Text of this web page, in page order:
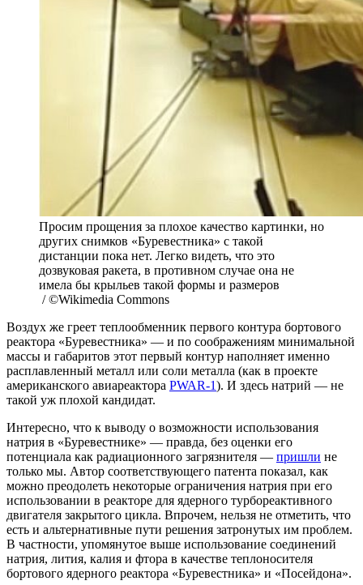
Просим прощения за плохое качество картинки, но
других снимков «Буревестника» с такой
дистанции пока нет. Легко видеть, что это
дозвуковая ракета, в противном случае она не
имела бы крыльев такой формы и размеров
/ ©Wikimedia Commons
Воздух же греет теплообменник первого контура бортового
реактора «Буревестника» — и по соображениям минимальной
массы и габаритов этот первый контур наполняет именно
расплавленный металл или соли металла (как в проекте
американского авиареактора PWAR-1). И здесь натрий — не
такой уж плохой кандидат.
Интересно, что к выводу о возможности использования
натрия в «Буревестнике» — правда, без оценки его
потенциала как радиационного загрязнителя — пришли не
только мы. Автор соответствующего патента показал, как
можно преодолеть некоторые ограничения натрия при его
использовании в реакторе для ядерного турбореактивного
двигателя закрытого цикла. Впрочем, нельзя не отметить, что
есть и альтернативные пути решения затронутых им проблем.
В частности, упомянутое выше использование соединений
натрия, лития, калия и фтора в качестве теплоносителя
бортового ядерного реактора «Буревестника» и «Посейдона».